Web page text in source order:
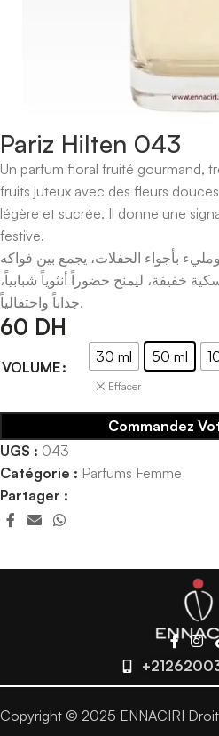
Pariz Hilten 043
Un parfum floral fruité gourmand,
fruits juteux avec des fleurs
légère et sucrée. Il donne une
festive.
بأجواء الحفلات، يجمع بين فواكه
خفيفة، ليمنح حضوراً أنثوياً شبابياً،
جذاباً واحتفالياً.
60 DH
VOLUME
30 ml 50 ml
Effacer
Commandez
UGS : 043
Catégorie : Parfums Femme
Partager :
Copyright © 2025 ENNACIRI